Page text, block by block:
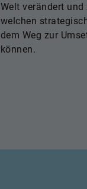
Welt verändert
welchen
dem Weg zur
können.